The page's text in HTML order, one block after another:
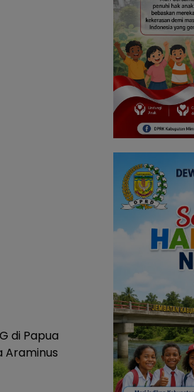
di Papua
Araminus